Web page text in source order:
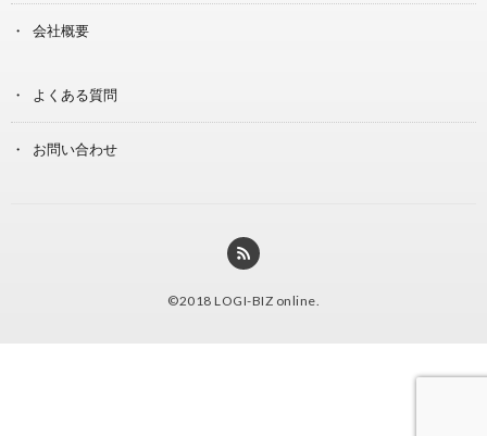
会社概要
よくある質問
お問い合わせ
©2018 LOGI-BIZ online